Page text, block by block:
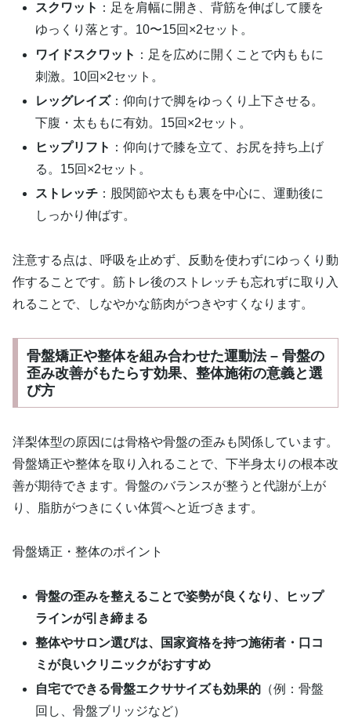
スクワット ：足を肩幅に開き、背筋を伸ばして腰を
ゆっくり落とす。10〜15回×2セット。
ワイドスクワット ：足を広めに開くことで内ももに
刺激。10回×2セット。
レッグレイズ：仰向けで脚をゆっくり上下させる。
下腹・太ももに有効。15回×2セット。
ヒップリフト ：仰向けで膝を立て、お尻を持ち上げ
る。15回×2セット。
ストレッチ ：股関節や太もも裏を中心に、運動後に
しっかり伸ばす。
注意する点は、呼吸を止めず、反動を使わずにゆっくり動
作することです。筋トレ後のストレッチも忘れずに取り入
れることで、しなやかな筋肉がつきやすくなります。
骨盤矯正や整体を組み合わせた運動法 – 骨盤の
歪み改善がもたらす効果、整体施術の意義と選
び方
洋梨体型の原因には骨格や骨盤の歪みも関係しています。
骨盤矯正や整体を取り入れることで、下半身太りの根本改
善が期待できます。骨盤のバランスが整うと代謝が上が
り、脂肪がつきにくい体質へと近づきます。
骨盤矯正・整体のポイント
骨盤の歪みを整えることで姿勢が良くなり、ヒップ
ラインが引き締まる
整体やサロン選びは、国家資格を持つ施術者・口コ
ミが良いクリニックがおすすめ
自宅でできる骨盤エクササイズも効果的 （例：骨盤
回し、骨盤ブリッジなど）